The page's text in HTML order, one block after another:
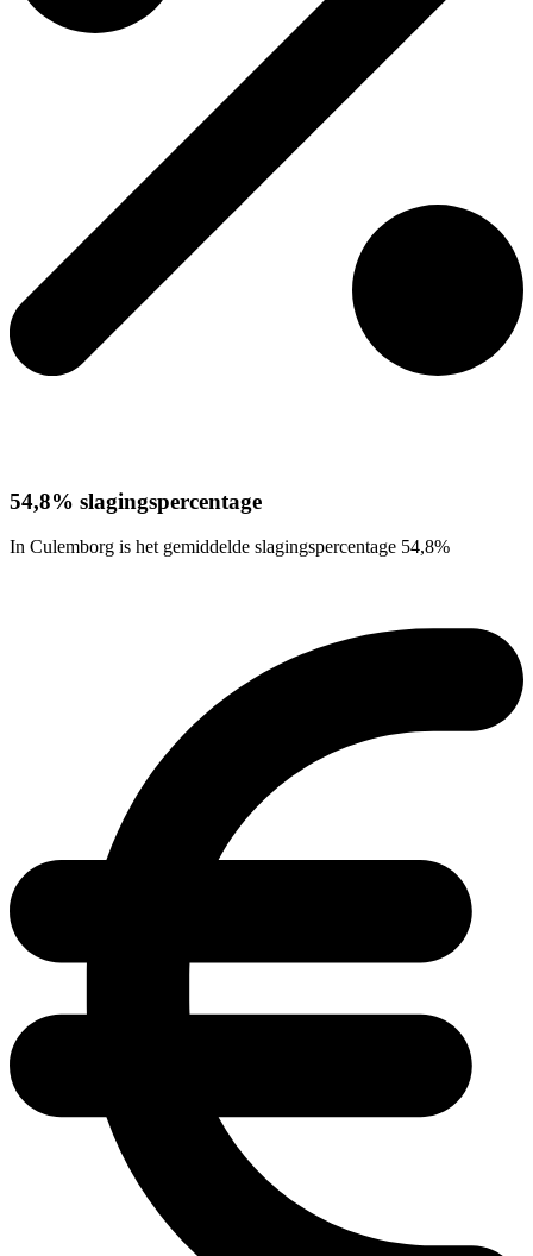
54,8% slagingspercentage
In Culemborg is het gemiddelde slagingspercentage 54,8%